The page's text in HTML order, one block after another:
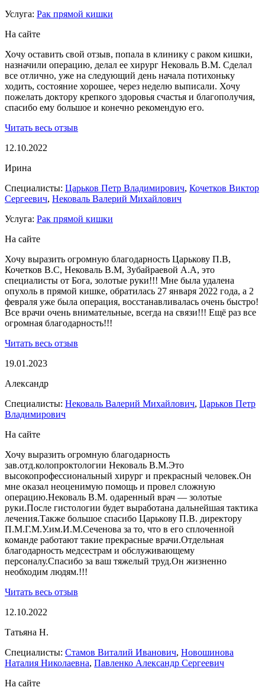
Услуга: Рак прямой кишки
На сайте
Хочу оставить свой отзыв, попала в клинику с раком кишки,
назначили операцию, делал ее хирург Нековаль В.М. Сделал
все отлично, уже на следующий день начала потихоньку
ходить, состояние хорошее, через неделю выписали. Хочу
пожелать доктору крепкого здоровья счастья и благополучия,
спасибо ему большое и конечно рекомендую его.
Читать весь отзыв
12.10.2022
Ирина
Специалисты: Царьков Петр Владимирович, Кочетков Виктор
Сергеевич, Нековаль Валерий Михайлович
Услуга: Рак прямой кишки
На сайте
Хочу выразить огромную благодарность Царькову П.В,
Кочетков В.С, Нековаль В.М, Зубайраевой А.А, это
специалисты от Бога, золотые руки!!! Мне была удалена
опухоль в прямой кишке, обратилась 27 января 2022 года, а 2
февраля уже была операция, восстанавливалась очень быстро!
Все врачи очень внимательные, всегда на связи!!! Ещё раз все
огромная благодарность!!!
Читать весь отзыв
19.01.2023
Александр
Специалисты: Нековаль Валерий Михайлович, Царьков Петр
Владимирович
На сайте
Хочу выразить огромную благодарность
зав.отд.колопроктологии Нековаль В.М.Это
высокопрофессиональный хирург и прекрасный человек.Он
мне оказал неоценимую помощь и провел сложную
операцию.Нековаль В.М. одаренный врач — золотые
руки.После гистологии будет выработана дальнейшая тактика
лечения.Также большое спасибо Царькову П.В. директору
П.М.Г.М.У.им.И.М.Сеченова за то, что в его сплоченной
команде работают такие прекрасные врачи.Отдельная
благодарность медсестрам и обслуживающему
персоналу.Спасибо за ваш тяжелый труд.Он жизненно
необходим людям.!!!
Читать весь отзыв
12.10.2022
Татьяна Н.
Специалисты: Стамов Виталий Иванович, Новошинова
Наталия Николаевна, Павленко Александр Сергеевич
На сайте